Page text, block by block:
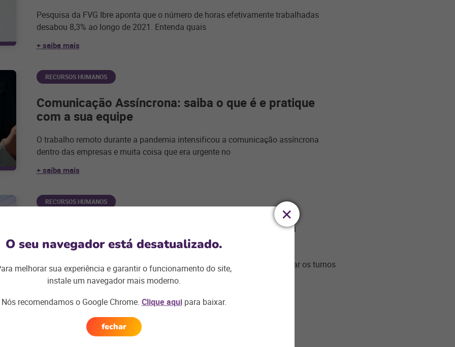
Pesquisa da FVG Ibre aponta que o número de horas efetivamente trabalhadas
desabou 8,3% ao longo de 2021. Entenda quais
+ saiba mais
RECURSOS HUMANOS
Comunicação Assíncrona: saiba o que é e pratique
com a sua equipe
O trabalho remoto durante a pandemia intensificou a comunicação assíncrona
dentro das empresas e muita coisa que era urgente no
+ saiba mais
RECURSOS HUMANOS
Escala de trabalho: saiba como organizar a sua
empresa!
O cumprimento das leis trabalhistas é uma ação essencial para organizar os turnos
de trabalho dos colaboradores que atuam nos
RECURSOS HUMANOS
O seu navegador está desatualizado.
melhorar sua experiência e garantir o funcionamento do site,
instale um navegador mais moderno.
Nós recomendamos o Google Chrome. Clique aquipara baixar.
fechar